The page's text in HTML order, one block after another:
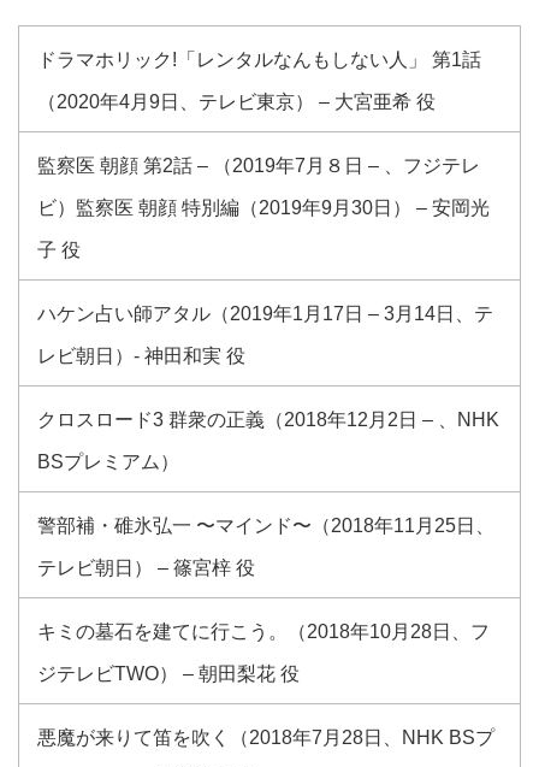
ドラマホリック!「レンタルなんもしない人」 第1話
（2020年4月9日、テレビ東京） – 大宮亜希 役
監察医 朝顔 第2話 – （2019年7月８日 – 、フジテレ
ビ）監察医 朝顔 特別編（2019年9月30日） – 安岡光
子 役
ハケン占い師アタル（2019年1月17日 – 3月14日、テ
レビ朝日）- 神田和実 役
クロスロード3 群衆の正義（2018年12月2日 – 、NHK
BSプレミアム）
警部補・碓氷弘一 〜マインド〜（2018年11月25日、
テレビ朝日） – 篠宮梓 役
キミの墓石を建てに行こう。（2018年10月28日、フ
ジテレビTWO） – 朝田梨花 役
悪魔が来りて笛を吹く（2018年7月28日、NHK BSプ